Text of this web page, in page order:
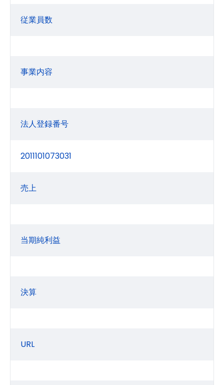
従業員数
事業内容
法人登録番号
2011101073031
売上
当期純利益
決算
URL